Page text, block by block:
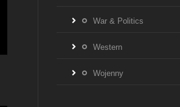
War & Politics
Western
Wojenny